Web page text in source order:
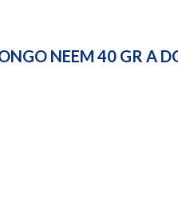
NEEM 40 GR A